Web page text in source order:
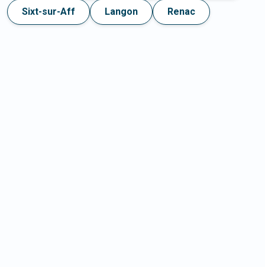
Sixt-sur-Aff Langon Renac